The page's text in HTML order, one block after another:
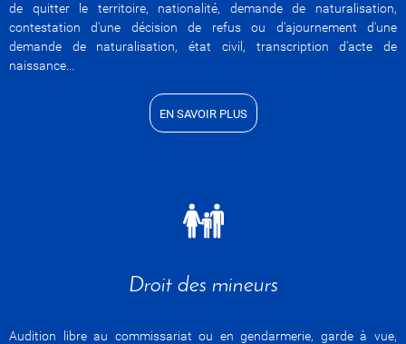
de quitter le territoire, nationalité, demande de naturalisation,
contestation d'une décision de refus ou d'ajournement d'une
demande de naturalisation, état civil, transcription d'acte de
naissance...
EN SAVOIR PLUS
Droit des mineurs
Audition libre au commissariat ou en gendarmerie, garde à vue,